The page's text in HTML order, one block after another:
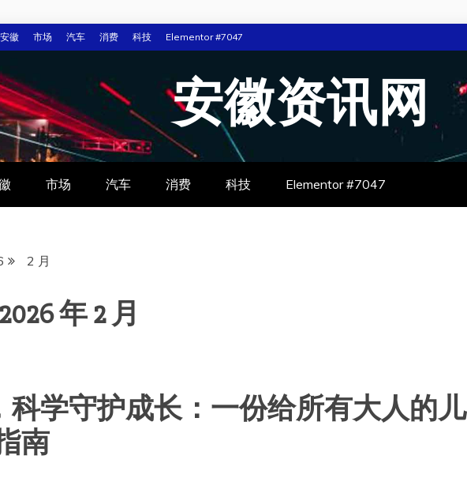
安徽 市场 汽车 消费 科技 Elementor #7047
安徽资讯网
市场 汽车 消费 科技 Elementor #7047
2 月
2026 年 2 月
科学守护成长：一份给所有大人的儿
南